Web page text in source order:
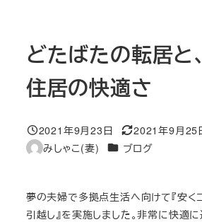
どたばたの転居と
住居の快適さ
投稿日
2021年9月23日
更新日
2021年9月25
著
みしゃこ(妻) カテゴリー
ブログ
夢の夫婦で多拠点生活へ向けて『安く
引越し』を実施しました。非常に快適